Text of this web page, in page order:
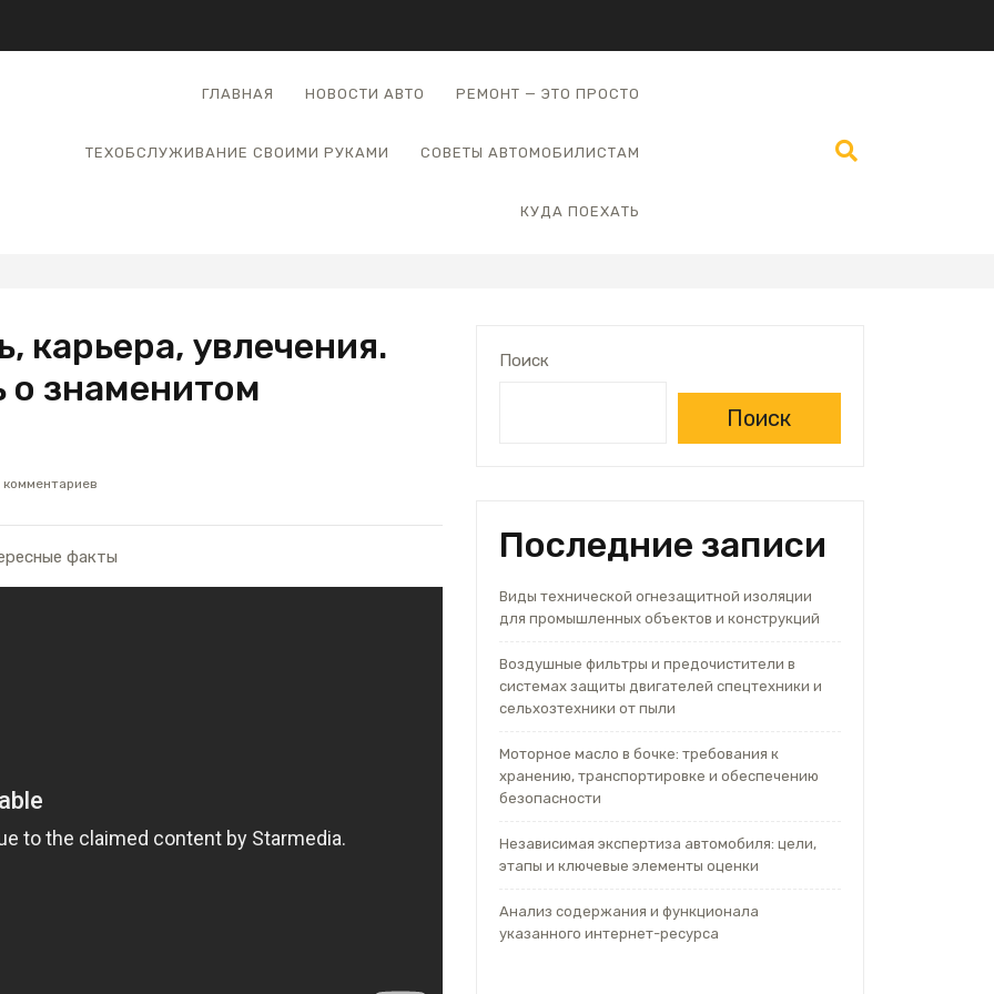
ГЛАВНАЯ НОВОСТИ АВТО РЕМОНТ — ЭТО ПРОСТО
ТЕХОБСЛУЖИВАНИЕ СВОИМИ РУКАМИ СОВЕТЫ АВТОМОБИЛИСТАМ
КУДА ПОЕХАТЬ
карьера, увлечения.
о знаменитом
комментариев
Поиск
Поиск
Последние записи
Виды технической огнезащитной изоляции
для промышленных объектов и конструкций
Воздушные фильтры и предочистители в
системах защиты двигателей спецтехники и
сельхозтехники от пыли
Моторное масло в бочке: требования к
хранению, транспортировке и обеспечению
безопасности
Независимая экспертиза автомобиля: цели,
этапы и ключевые элементы оценки
Анализ содержания и функционала
указанного интернет-ресурса